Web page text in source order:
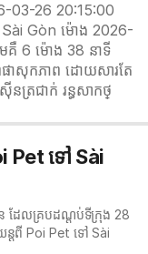
03-26 20:15:00
Gòn ម៉ោង 2026-
គឺ 6 ម៉ោង 38 នាទី​
ផាសុកភាព ដោយសារតែ
នត្រជាក់ រន្ធសាកថ្
Pet ទៅ Sài
ដែលគ្របដណ្តប់ទីក្រុង 28
ន្តពី Poi Pet ទៅ Sài